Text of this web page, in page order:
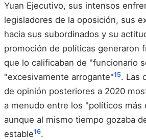
Yuan Ejecutivo, sus intensos
legisladores de la oposición, sus
hacia sus subordinados y su
promoción de políticas generaron
que lo calificaban de "funcionario
"excesivamente arrogante"15. Las
de opinión posteriores a 2020
a menudo entre los "políticos más
aunque al mismo tiempo gozaba
estable16.